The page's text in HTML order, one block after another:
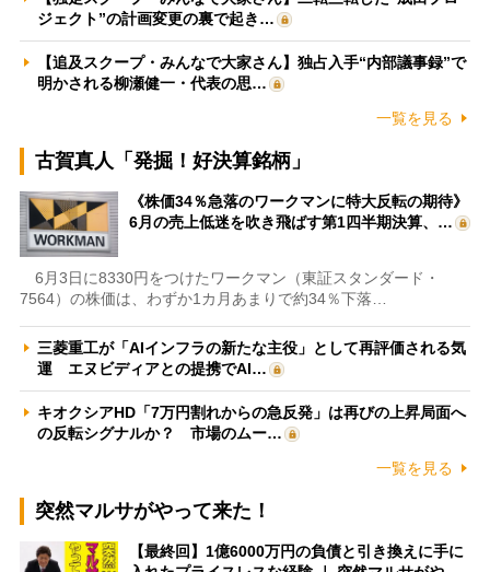
ジェクト”の計画変更の裏で起き…
【追及スクープ・みんなで大家さん】独占入手“内部議事録”で
明かされる柳瀬健一・代表の思…
一覧を見る
古賀真人「発掘！好決算銘柄」
《株価34％急落のワークマンに特大反転の期待》
6月の売上低迷を吹き飛ばす第1四半期決算、…
6月3日に8330円をつけたワークマン（東証スタンダード・
7564）の株価は、わずか1カ月あまりで約34％下落…
三菱重工が「AIインフラの新たな主役」として再評価される気
運 エヌビディアとの提携でAI…
キオクシアHD「7万円割れからの急反発」は再びの上昇局面へ
の反転シグナルか？ 市場のムー…
一覧を見る
突然マルサがやって来た！
【最終回】1億6000万円の負債と引き換えに手に